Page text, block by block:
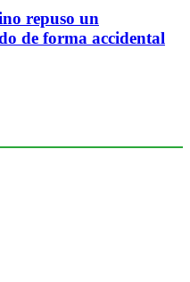
repuso un
de forma accidental